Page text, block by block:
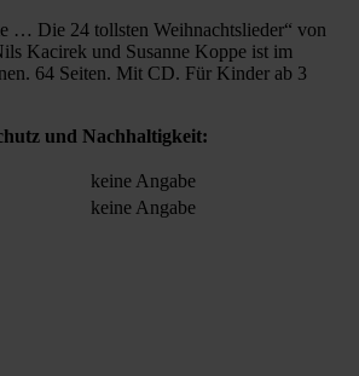
… Die 24 tollsten Weihnachtslieder“ von
Kacirek und Susanne Koppe ist im
64 Seiten. Mit CD. Für Kinder ab 3
und Nachhaltigkeit:
keine Angabe
keine Angabe